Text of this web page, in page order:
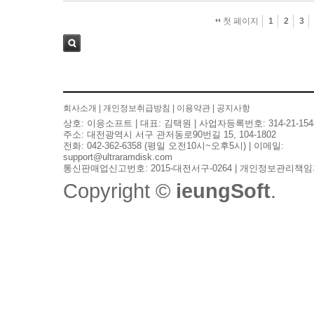
첫 페이지 1 2 3
회사소개 개인정보취급방침 이용약관 공지사항
상호: 이응소프트 | 대표: 김택원 | 사업자등록번호: 314-21-
주소: 대전광역시 서구 관저동로90번길 15, 104-1802
전화: 042-362-6358 (평일 오전10시~오후5시) | 이메일:
support@ultraramdisk.com
통신판매업신고번호: 2015-대전서구-0264 | 개인정보관리책
Copyright © ieungSoft.